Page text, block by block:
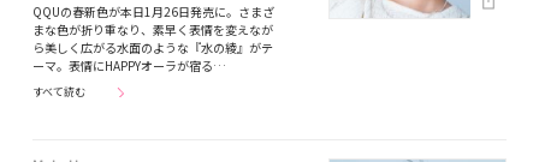
QQUの春新色が本日1月26日発売に。さまざ
まな色が折り重なり、素早く表情を変えなが
ら美しく広がる水面のような『水の綾』がテ
ーマ。表情にHAPPYオーラが宿る…
すべて読む